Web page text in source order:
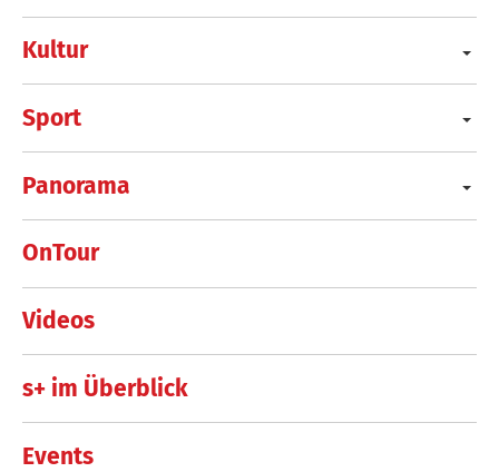
Kultur
Sport
Panorama
OnTour
Videos
s+ im Überblick
Events